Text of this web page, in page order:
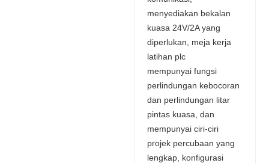
menyediakan bekalan
kuasa 24V/2A yang
diperlukan, meja kerja
latihan plc
mempunyai fungsi
perlindungan kebocoran
dan perlindungan litar
pintas kuasa, dan
mempunyai ciri-ciri
projek percubaan yang
lengkap, konfigurasi